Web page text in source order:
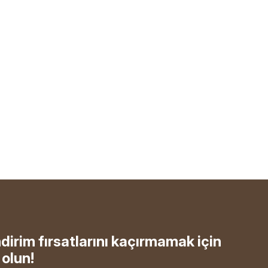
fırsatlarını kaçırmamak için